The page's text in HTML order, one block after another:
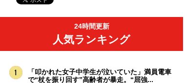
24時間更新
人気ランキング
「叩かれた女子中学生が泣いていた」満員電車
で“杖を振り回す”高齢者が暴走。“屈強...